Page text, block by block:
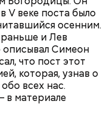
веке поста было
осенним.
и Лев
описывал Симеон
что пост этот
которая, узнав о
всех нас.
в материале
иные плоды.
поста
августа.
Спасом,
с